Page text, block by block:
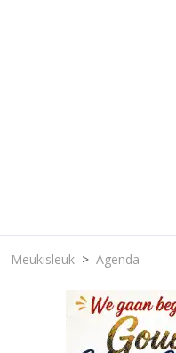
Meukisleuk Agenda